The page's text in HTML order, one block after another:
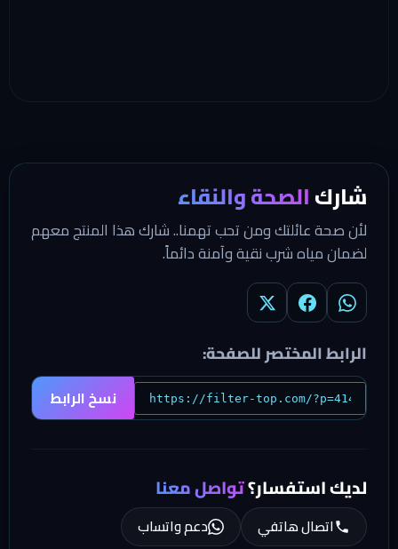
شاركالصحة والنقاء
لأن صحة عائلتك ومن تحب تهمنا.. شارك هذا المنتج معهم
لضمان مياه شرب نقية وآمنة دائماً.
الرابط المختصر للصفحة:
نسخ الرابط
لديك استفسار؟تواصل معنا
اتصال هاتفي دعم واتساب